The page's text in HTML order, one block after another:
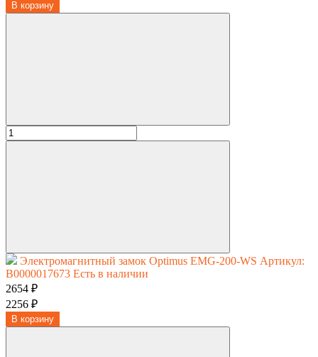
В корзину
Электромагнитный замок Optimus EMG-200-WS Артикул:
В0000017673 Есть в наличии
2654 ₽
2256 ₽
В корзину